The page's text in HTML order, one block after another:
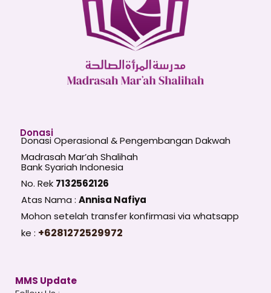
Donasi
Donasi Operasional & Pengembangan Dakwah
Madrasah Mar’ah Shalihah
Bank Syariah Indonesia
No. Rek 7132562126
Atas Nama : Annisa Nafiya
Mohon setelah transfer konfirmasi via whatsapp
ke : +6281272529972
MMS Update